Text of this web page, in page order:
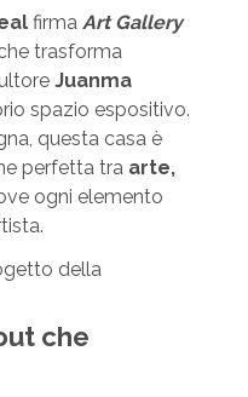
firma Art Gallery
trasforma
Juanma
spazio espositivo.
questa casa è
perfetta tra arte,
ogni elemento
che